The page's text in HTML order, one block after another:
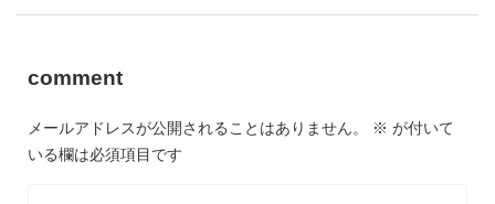
comment
メールアドレスが公開されることはありません。 ※ が付いて
いる欄は必須項目です